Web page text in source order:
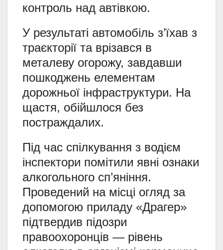
контроль над автівкою.
У результаті автомобіль з’їхав з
траєкторії та врізався в
металеву огорожу, завдавши
пошкоджень елементам
дорожньої інфраструктури. На
щастя, обійшлося без
постраждалих.
Під час спілкування з водієм
інспектори помітили явні ознаки
алкогольного сп’яніння.
Проведений на місці огляд за
допомогою приладу «Драгер»
підтвердив підозри
правоохоронців — рівень